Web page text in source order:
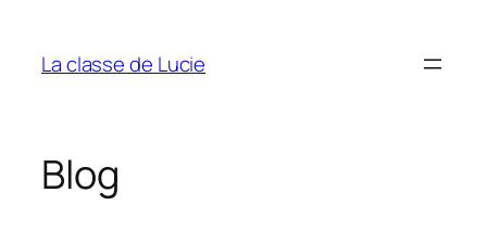
contenu
La classe de Lucie
Blog